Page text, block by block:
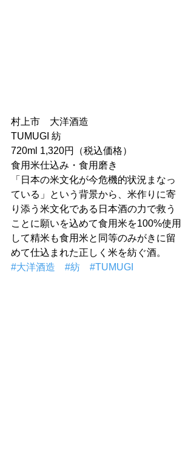
村上市　大洋酒造
TUMUGI 紡
720ml 1,320円（税込価格）
食用米仕込み・食用磨き
「日本の米文化が今危機的状況まなっ
ている」という背景から、米作りに寄
り添う米文化である日本酒の力で救う
ことに願いを込めて食用米を100%使用
して精米も食用米と同等のみがきに留
めて仕込まれた正しく米を紡ぐ酒。
#大洋酒造
#紡 #TUMUGI